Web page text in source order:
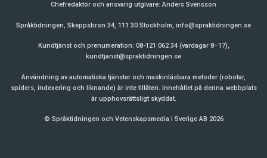
Chefredaktör och ansvarig utgivare:Anders Svensson
Språktidningen, Skeppsbron 34, 111 30 Stockholm, info@spraktidningen.se
Kundtjänst och prenumeration: 08-121 062 34 (vardagar 8–17),
kundtjanst@spraktidningen.se
Användning av automatiska tjänster och maskinläsbara metoder (robotar,
spiders, indexering och liknande) är inte tillåten. Innehållet på denna webbplats
är upphovsrättsligt skyddat.
© Språktidningen och Vetenskapsmedia i Sverige AB 2026